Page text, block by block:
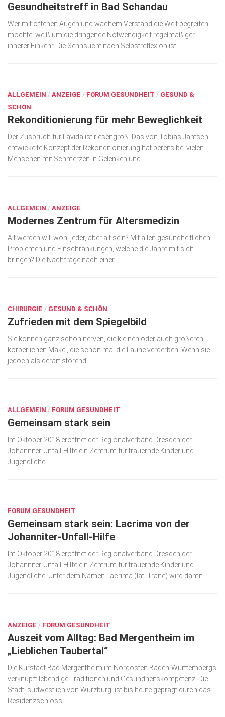
Gesundheitstreff in Bad Schandau
Wer mit offenen Augen und wachem Verstand die Welt begreifen
möchte, weiß um die dringende Notwendigkeit regelmäßiger
innerer Einkehr. Die Sehnsucht nach Selbstreflexion ist...
ALLGEMEIN / ANZEIGE / FORUM GESUNDHEIT / GESUND &
SCHÖN
Rekonditionierung für mehr Beweglichkeit
Der Zuspruch für Lavida ist riesengroß. Das von Tobias Jantsch
entwickelte Kon­­zept der Rekon­ditio­­nie­rung hat be­­reits bei vielen
Men­schen mit Schmerzen in Ge­lenken und...
ALLGEMEIN / ANZEIGE
Modernes Zentrum für Altersmedizin
Alt werden will wohl jeder, aber alt sein? Mit allen gesundheitlichen
Problemen und Einschränkungen, welche die Jahre mit sich
bringen? Die Nachfrage nach einer...
CHIRURGIE / GESUND & SCHÖN
Zufrieden mit dem Spiegelbild
Sie können ganz schön nerven, die kleinen oder auch größeren
körperlichen Makel, die schon mal die Laune verderben. Wenn sie
jedoch als derart störend...
ALLGEMEIN / FORUM GESUNDHEIT
Gemeinsam stark sein
Im Oktober 2018 eröffnet der Regionalverband Dresden der
Johanniter-Unfall-Hilfe ein Zentrum für trauernde Kinder und
Jugendliche.
FORUM GESUNDHEIT
Gemeinsam stark sein: Lacrima von der
Johanniter-Unfall-Hilfe
Im Oktober 2018 eröffnet der Regionalverband Dresden der
Johanniter-Unfall-Hilfe ein Zentrum für trauernde Kinder und
Jugendliche. Unter dem Namen Lacrima (lat. Träne) wird damit...
ANZEIGE / FORUM GESUNDHEIT
Auszeit vom Alltag: Bad Mergentheim im
„Lieblichen Taubertal“
Die Kurstadt Bad Mergentheim im Nordosten Baden-Württembergs
verknüpft lebendige Traditionen und Gesundheitskompetenz. Die
Stadt, südwestlich von Würzburg, ist bis heute geprägt durch das
Residenzschloss...